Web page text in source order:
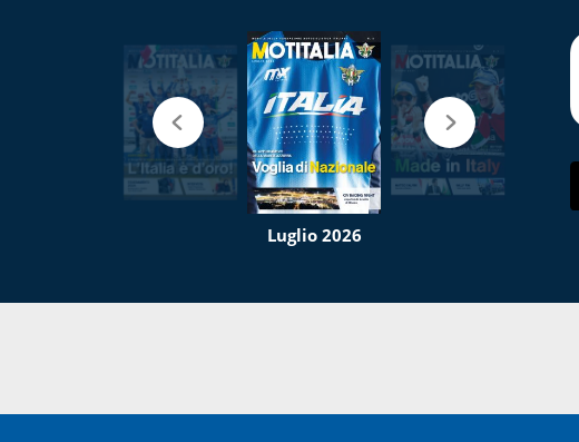
Luglio 2026